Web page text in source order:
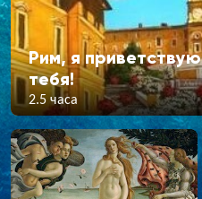
Рим, я приветствую
тебя!
2.5 часа